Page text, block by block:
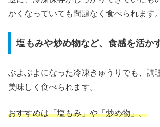
かくなっていても問題なく食べられます。
塩もみや炒め物など、食感を活か
ぶよぶよになった冷凍きゅうりでも、調
美味しく食べられます。
おすすめは「塩もみ」や「炒め物」。